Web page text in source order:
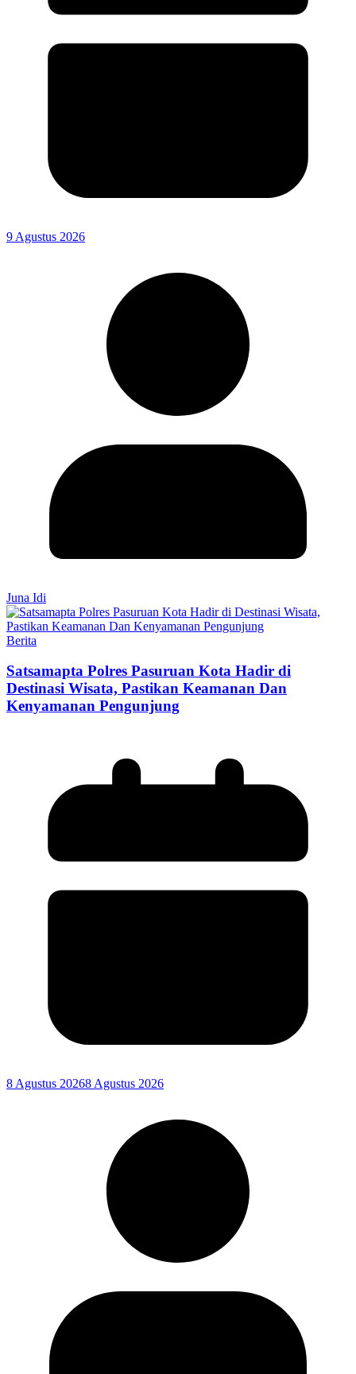
9 Agustus 2026
Juna Idi
Berita
Satsamapta Polres Pasuruan Kota Hadir di
Destinasi Wisata, Pastikan Keamanan Dan
Kenyamanan Pengunjung
8 Agustus 20268 Agustus 2026